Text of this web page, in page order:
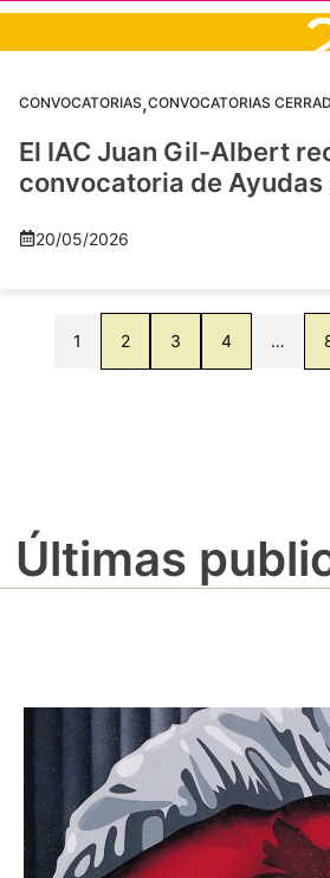
CONVOCATORIAS,CONVOCATORIAS
El IAC Juan Gil-Albert
convocatoria de Ayudas
20/05/2026
1 2 3 4 …
Últimas